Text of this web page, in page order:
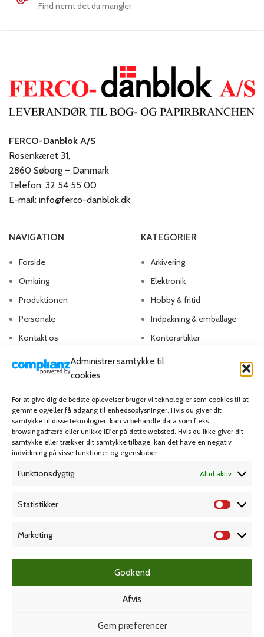
Administrer samtykke til
cookies
For at give dig de bedste oplevelser bruger vi teknologier som cookies til at
gemme og/eller få adgang til enhedsoplysninger. Hvis du giver dit
samtykke til disse teknologier, kan vi behandle data som f.eks.
browsingadfærd eller unikke ID'er på dette websted. Hvis du ikke giver dit
samtykke eller trækker dit samtykke tilbage, kan det have en negativ
indvirkning på visse funktioner og egenskaber.
Funktionsdygtig Altid aktiv
Statistikker
Marketing
Godkend
Afvis
Gem præferencer
Find nemt det du mangler
FERCO-Danblok A/S
Rosenkæret 31,
2860 Søborg – Danmark
Telefon: 32 54 55 00
E-mail: info@ferco-danblok.dk
NAVIGATION
Forside
Omkring
Produktionen
Personale
Kontakt os
KATEGORIER
Arkivering
Elektronik
Hobby & fritid
Indpakning & emballage
Kontorartikler
Papirvarer
Spil & lotteri
MIN KONTO
Kontoinformationer
Ordrer
Favoritliste
KUNDESERVICE
Handelsbetingelser
Privatlivspolitik
Cookie Politik (EU)
Grafisk forlag